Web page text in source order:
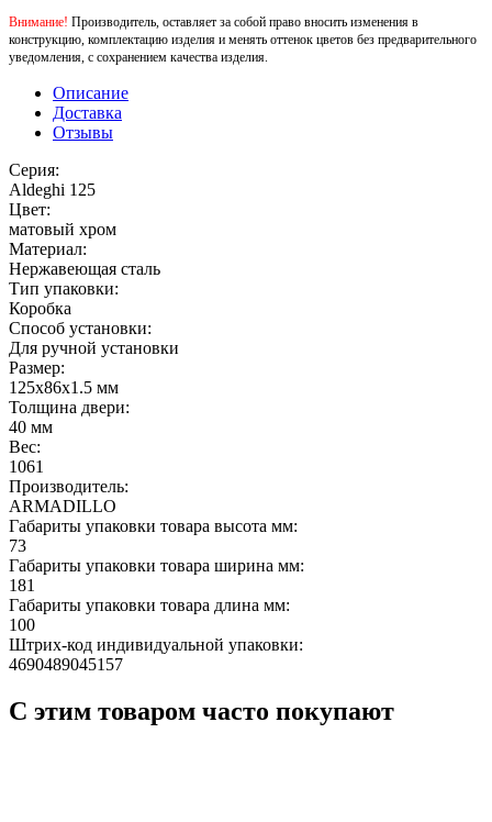
Внимание! Производитель, оставляет за собой право вносить изменения в
конструкцию, комплектацию изделия и менять оттенок цветов без предварительного
уведомления, с сохранением качества изделия.
Описание
Доставка
Отзывы
Серия:
Aldeghi 125
Цвет:
матовый хром
Материал:
Нержавеющая сталь
Тип упаковки:
Коробка
Способ установки:
Для ручной установки
Размер:
125х86х1.5 мм
Толщина двери:
40 мм
Вес:
1061
Производитель:
ARMADILLO
Габариты упаковки товара высота мм:
73
Габариты упаковки товара ширина мм:
181
Габариты упаковки товара длина мм:
100
Штрих-код индивидуальной упаковки:
4690489045157
С этим товаром часто покупают